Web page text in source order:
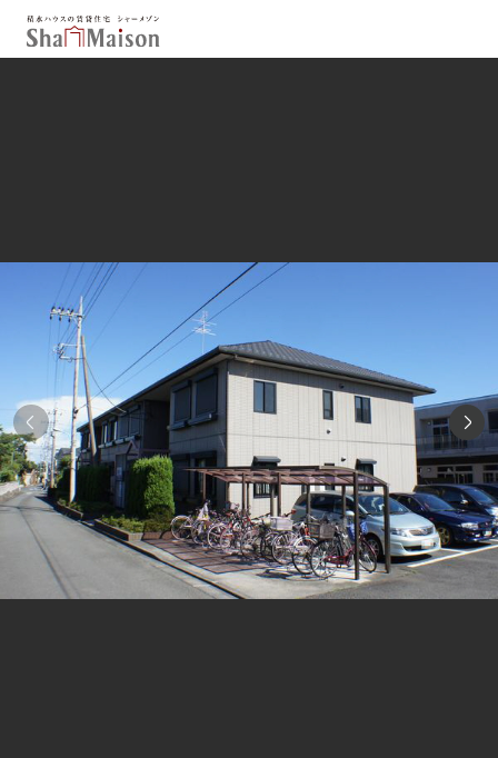
中国・四国
九州
市区郡・路線・駅から探す
通勤・通学時間から探す
地図から探す
人気のカテゴリから探す